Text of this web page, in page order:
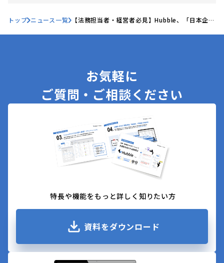
トップ ニュース一覧 【法務担当者・経営者必見】Hubble、「日本企業
お気軽に
ご質問・ご相談ください
特長や機能をもっと詳しく知りたい方
資料をダウンロード